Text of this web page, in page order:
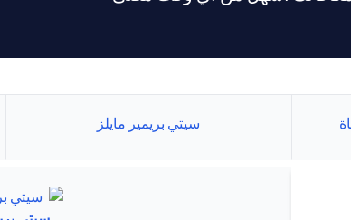
سيتي بريمير مايلز